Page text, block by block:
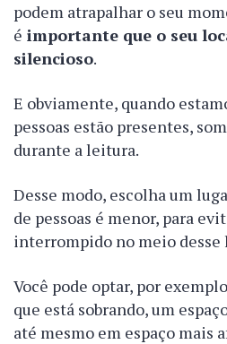
podem atrapalhar o seu
é importante que o seu
silencioso.
E obviamente, quando
pessoas estão presentes,
durante a leitura.
Desse modo, escolha um
de pessoas é menor, para
interrompido no meio desse
Você pode optar, por
que está sobrando, um
até mesmo em espaço mais